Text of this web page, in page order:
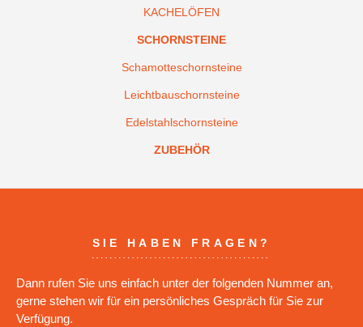
KACHELÖFEN
SCHORNSTEINE
Schamotteschornsteine
Leichtbauschornsteine
Edelstahlschornsteine
ZUBEHÖR
SIE HABEN FRAGEN?
Dann rufen Sie uns einfach unter der folgenden Nummer an,
gerne stehen wir für ein persönliches Gespräch für Sie zur
Verfügung.